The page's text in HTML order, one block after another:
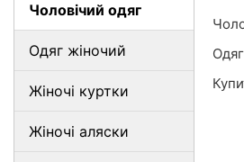
Чоловічий одяг
Одяг жіночий
Жіночі куртки
Жіночі аляски